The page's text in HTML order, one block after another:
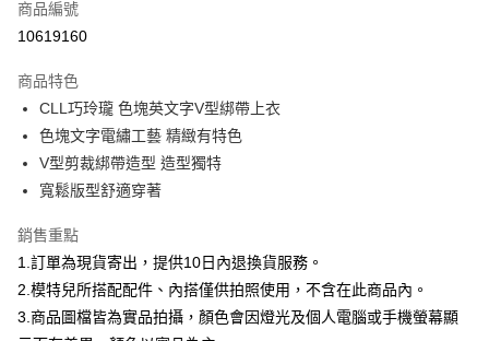
信用卡分期付款
合作金庫商業銀行
華南商業銀行
彰化商業銀行
上海商業儲蓄銀行
國泰世華商業銀行
臺灣中小企業銀行
聯邦商業銀行
元大商業銀行
永豐商業銀行
台新國際商業銀行
中國信託商業銀行
台灣樂天信用卡公司
超商取貨付款
LINE Pay
Apple Pay
悠遊付
Google Pay
商品編號
10619160
商品特色
CLL巧玲瓏 色塊英文字V型綁帶上衣
色塊文字電繡工藝 精緻有特色
V型剪裁綁帶造型 造型獨特
寬鬆版型舒適穿著
銷售重點
1.訂單為現貨寄出，提供10日內退換貨服務。
2.模特兒所搭配配件、內搭僅供拍照使用，不含在此商品內。
3.商品圖檔皆為實品拍攝，顏色會因燈光及個人電腦或手機螢幕顯